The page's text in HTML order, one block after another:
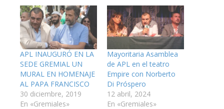
APL INAUGURÓ EN LA
SEDE GREMIAL UN
MURAL EN HOMENAJE
AL PAPA FRANCISCO
30 diciembre, 2019
En «Gremiales»
Mayoritaria Asamblea
de APL en el teatro
Empire con Norberto
Di Próspero
12 abril, 2024
En «Gremiales»